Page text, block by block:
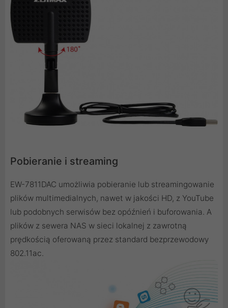
Pobieranie i streaming
EW-7811DAC umożliwia pobieranie lub streamingowanie
plików multimedialnych, nawet w jakości HD, z YouTube
lub podobnych serwisów bez opóźnień i buforowania. A
plików z sewera NAS w sieci lokalnej z zawrotną
prędkością oferowaną przez standard bezprzewodowy
802.11ac.